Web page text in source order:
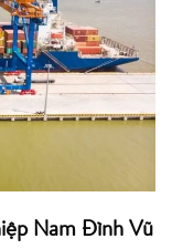
Nam Đình Vũ